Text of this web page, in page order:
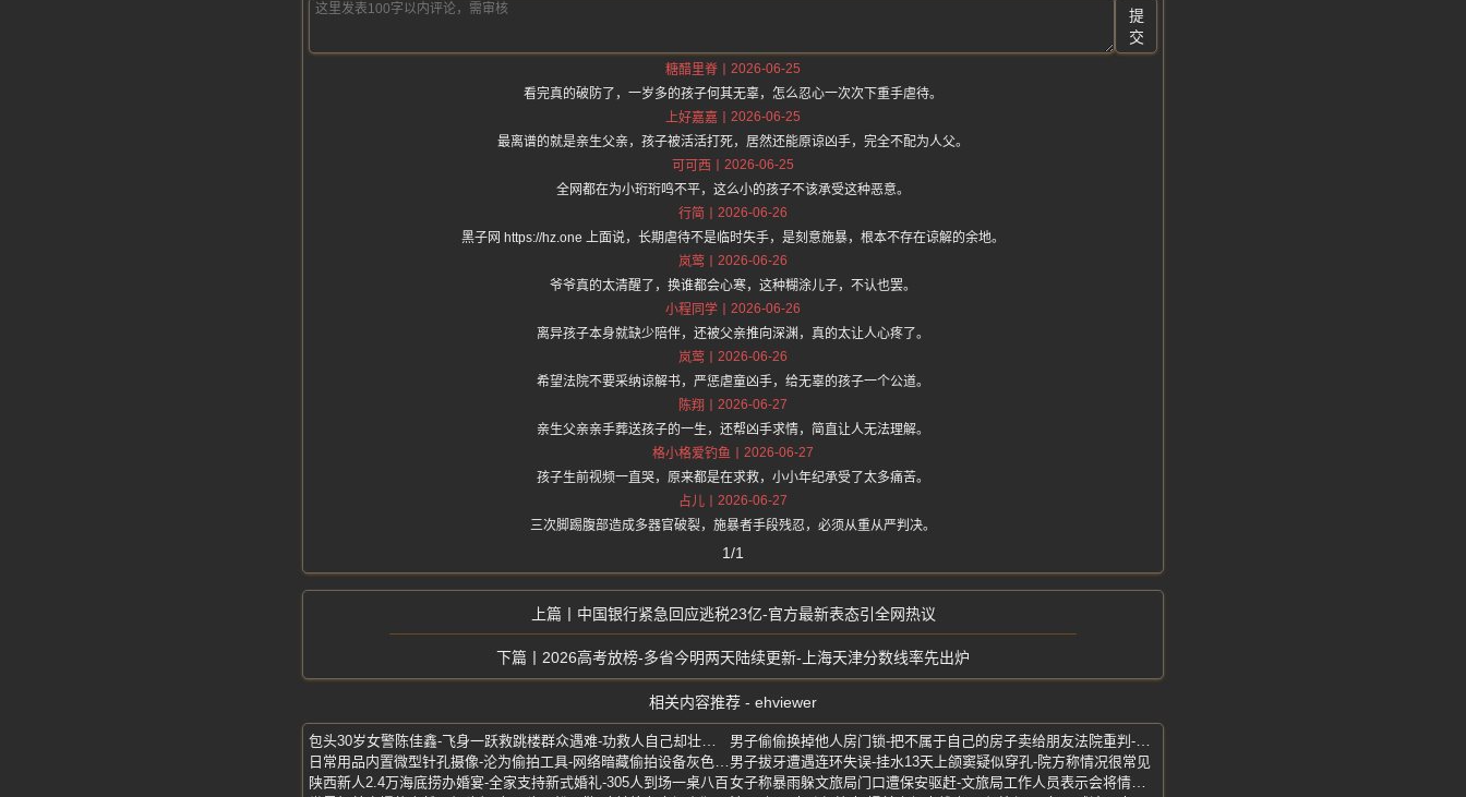
提
交
糖醋里脊
2026-06-25
看完真的破防了，一岁多的孩子何其无辜，怎么忍心一次次下重手虐待。
上好嘉嘉
2026-06-25
最离谱的就是亲生父亲，孩子被活活打死，居然还能原谅凶手，完全不配为人父。
可可西
2026-06-25
全网都在为小珩珩鸣不平，这么小的孩子不该承受这种恶意。
行简
2026-06-26
黑子网 https://hz.one 上面说，长期虐待不是临时失手，是刻意施暴，根本不存在谅解的余地。
岚莺
2026-06-26
爷爷真的太清醒了，换谁都会心寒，这种糊涂儿子，不认也罢。
小程同学
2026-06-26
离异孩子本身就缺少陪伴，还被父亲推向深渊，真的太让人心疼了。
岚莺
2026-06-26
希望法院不要采纳谅解书，严惩虐童凶手，给无辜的孩子一个公道。
陈翔
2026-06-27
亲生父亲亲手葬送孩子的一生，还帮凶手求情，简直让人无法理解。
格小格爱钓鱼
2026-06-27
孩子生前视频一直哭，原来都是在求救，小小年纪承受了太多痛苦。
占儿
2026-06-27
三次脚踢腹部造成多器官破裂，施暴者手段残忍，必须从重从严判决。
1/1
中国银行紧急回应逃税23亿-官方最新表态引全网热议
2026高考放榜-多省今明两天陆续更新-上海天津分数线率先出炉
相关内容推荐 - ehviewer
包头30岁女警陈佳鑫-飞身一跃救跳楼群众遇难-功救人自己却壮烈牺牲
男子偷偷换掉他人房门锁-把不属于自己的房子卖给朋友法院重判-冒充房主
日常用品内置微型针孔摄像-沦为偷拍工具-网络暗藏偷拍设备灰色产业链 男子拔牙遭遇连环失误-挂水13天上颌窦疑似穿孔-院方称情况很常见
陕西新人2.4万海底捞办婚宴-全家支持新式婚礼-305人到场一桌八百
女子称暴雨躲文旅局门口遭保安驱赶-文旅局工作人员表示会将情况记录并反馈